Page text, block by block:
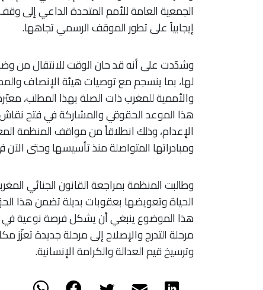
الجمعية العامة للأمم المتحدة الداعي إلى
إيجابياً على تطور الموقف الرسمي تجاهها.
وشدّدت على أنه قد حان الوقت للانتقال من
والأممية للمغرب ذات الصلة بهذا المطلب،
هذا الموعد الحقوقي والمشاركة في فتح
الإعدام، وذلك انطلاقاً من مواقف المنظمة
ومبادراتها المتواصلة منذ تأسيسها وحتى
وطالبت المنظمة بمراجعة القانون الجنائي
الحياة وتعويضها بعقوبات بديلة تضمن هذا
هذا الموضوع ينبغي أن يشكل فرصة نوعية في
مرحلة التدرج والإصلاح إلى مرحلة جديدة
وترسيخ قيم العدالة والكرامة الإنسانية.